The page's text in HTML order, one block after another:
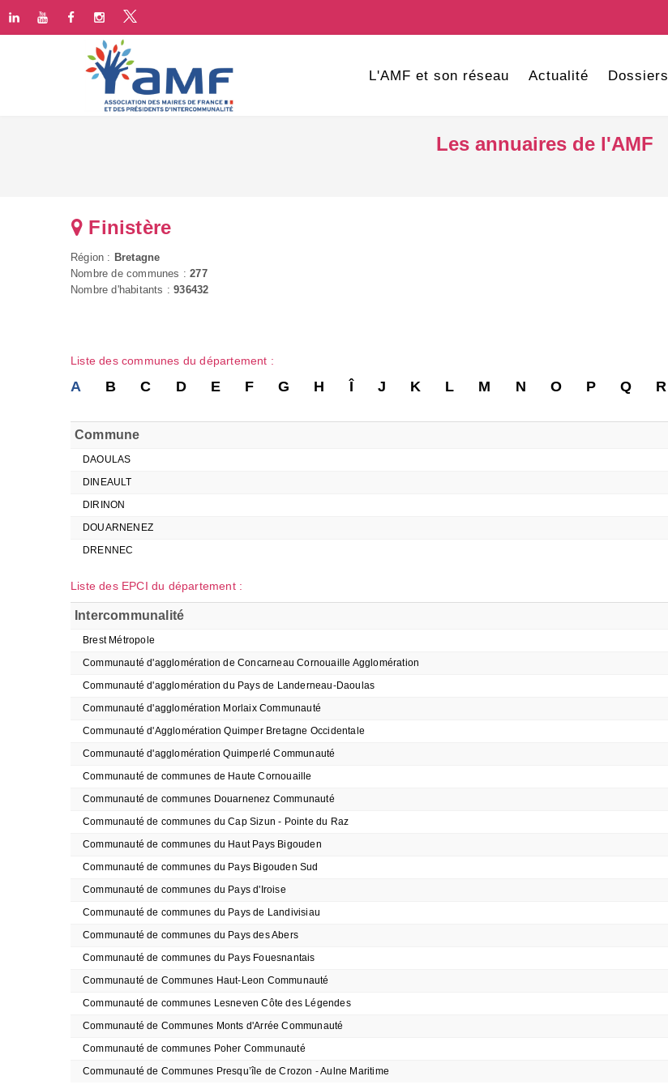
L'AMF et son réseau Actualité Dossiers
Les annuaires de l'AMF
Finistère
Région : Bretagne
Nombre de communes :277
Nombre d'habitants :936432
Liste des communes du département :
A B C D E F G H Î J K L M N O P Q R
Commune
DAOULAS
DINEAULT
DIRINON
DOUARNENEZ
DRENNEC
Liste des EPCI du département :
Intercommunalité
Brest Métropole
Communauté d'agglomération de Concarneau Cornouaille Agglomération
Communauté d'agglomération du Pays de Landerneau-Daoulas
Communauté d'agglomération Morlaix Communauté
Communauté d'Agglomération Quimper Bretagne Occidentale
Communauté d'agglomération Quimperlé Communauté
Communauté de communes de Haute Cornouaille
Communauté de communes Douarnenez Communauté
Communauté de communes du Cap Sizun - Pointe du Raz
Communauté de communes du Haut Pays Bigouden
Communauté de communes du Pays Bigouden Sud
Communauté de communes du Pays d'Iroise
Communauté de communes du Pays de Landivisiau
Communauté de communes du Pays des Abers
Communauté de communes du Pays Fouesnantais
Communauté de Communes Haut-Leon Communauté
Communauté de communes Lesneven Côte des Légendes
Communauté de Communes Monts d'Arrée Communauté
Communauté de communes Poher Communauté
Communauté de Communes Presqu’île de Crozon - Aulne Maritime